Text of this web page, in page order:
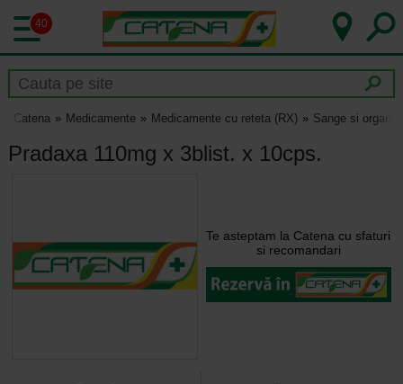
40
Catena Medicamente Medicamente cu reteta (RX) Sange si organe
Pradaxa 110mg x 3blist. x 10cps.
Te asteptam la Catena cu sfaturi
si recomandari